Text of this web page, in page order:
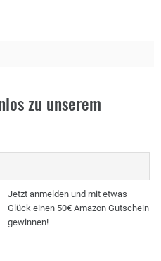
zu unserem
Jetzt anmelden und mit etwas
Glück einen 50€ Amazon Gutschein
gewinnen!